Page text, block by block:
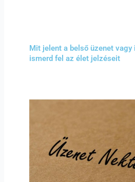
Mit jelent a belső üzenet vagy
ismerd fel az élet jelzéseit